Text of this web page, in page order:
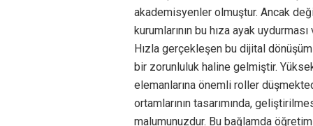
akademisyenler olmuştur. Ancak
kurumlarının bu hıza ayak
Hızla gerçekleşen bu dijital
bir zorunluluk haline gelmiştir.
elemanlarına önemli roller
ortamlarının tasarımında,
malumunuzdur. Bu bağlamda